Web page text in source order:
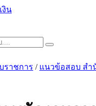
งิน
ราชการ / แนวข้อสอบ สำ